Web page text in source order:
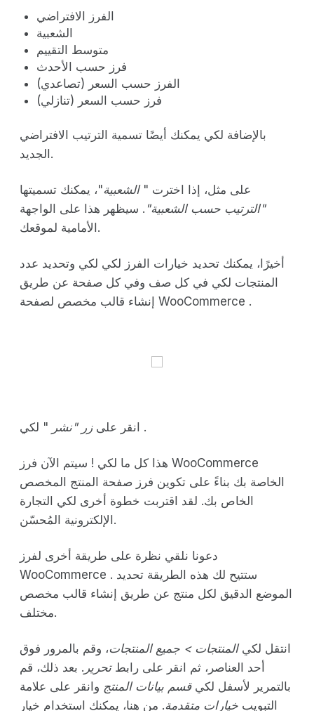
الفرز الافتراضي
الشعبية
متوسط التقييم
فرز حسب الأحدث
الفرز حسب السعر (تصاعدي)
فرز حسب السعر (تنازلي)
بالإضافة لكي يمكنك أيضًا تسمية الترتيب الافتراضي
الجديد.
على مثل، إذا اخترت "الشعبية"، يمكنك تسميتها
"الترتيب حسب الشعبية" . سيظهر هذا على الواجهة
الأمامية لموقعك.
أخيرًا، يمكنك تحديد خيارات الفرز لكي لكي وتحديد عدد
المنتجات لكي في كل صف وفي كل صفحة عن طريق
إنشاء قالب مخصص لصفحة WooCommerce .
انقر علىزر "نشر " لكي .
هذا كل ما لكي ! سيتم الآن فرز WooCommerce
الخاصة بك بناءً على تكوين فرز صفحة المنتج المخصص
الخاص بك. لقد اقتربت خطوة أخرى لكي التجارة
الإلكترونية المُحسّن.
دعونا نلقي نظرة على طريقة أخرى لفرز
WooCommerce . ستتيح لك هذه الطريقة تحديد
الموضع الدقيق لكل منتج عن طريق إنشاء قالب مخصص
مختلف.
انتقل لكيالمنتجات > جميع المنتجات، وقم بالمرور فوق
أحد العناصر، ثم انقر على رابطتحرير . بعد ذلك، قم
بالتمرير لأسفل لكيقسم بيانات المنتج وانقر على علامة
التبويب خيارات متقدمة. من هنا، يمكنك استخدام خيار